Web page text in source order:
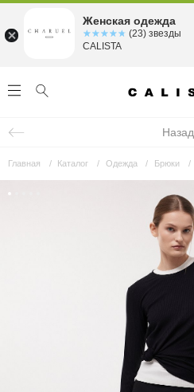
Назад
Главная Каталог Одежда Брюки
Женская одежда
☆☆☆☆☆
★★★★★ (23) звезды
CALISTA